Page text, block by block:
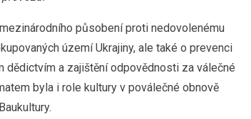
působení proti nedovolenému
území Ukrajiny, ale také o prevenci
dědictvím a zajištění odpovědnosti za válečné
byla i role kultury v poválečné obnově